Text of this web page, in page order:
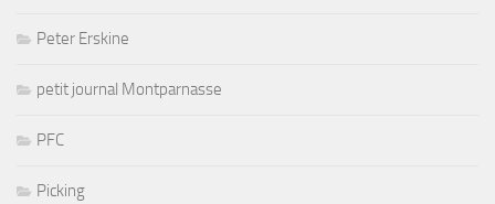
Peter Erskine
petit journal Montparnasse
PFC
Picking